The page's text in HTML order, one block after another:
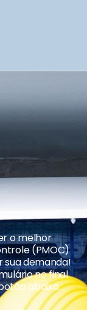
o melhor
(PMOC)
sua demanda!
no final
abaixo.